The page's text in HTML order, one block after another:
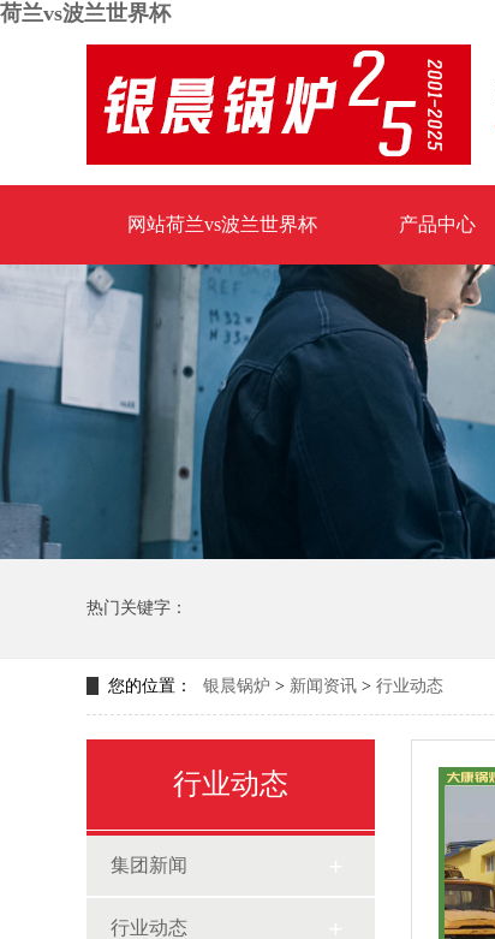
荷兰vs波兰世界杯
网站荷兰vs波兰世界杯 产品中心
荷兰vs波兰世界杯
热门关键字：
您的位置： 银晨锅炉 > 新闻资讯 > 行业动态
行业动态
集团新闻
行业动态